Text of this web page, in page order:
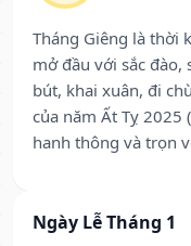
Tháng Giêng là thời
mở đầu với sắc
bút, khai xuân, đi
của năm Ất Tỵ
hanh thông và trọn
Ngày Lễ Tháng 1